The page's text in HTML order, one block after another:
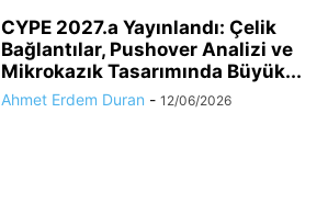
CYPE 2027.a Yayınlandı: Çelik
Bağlantılar, Pushover Analizi ve
Mikrokazık Tasarımında Büyük...
Ahmet Erdem Duran - 12/06/2026